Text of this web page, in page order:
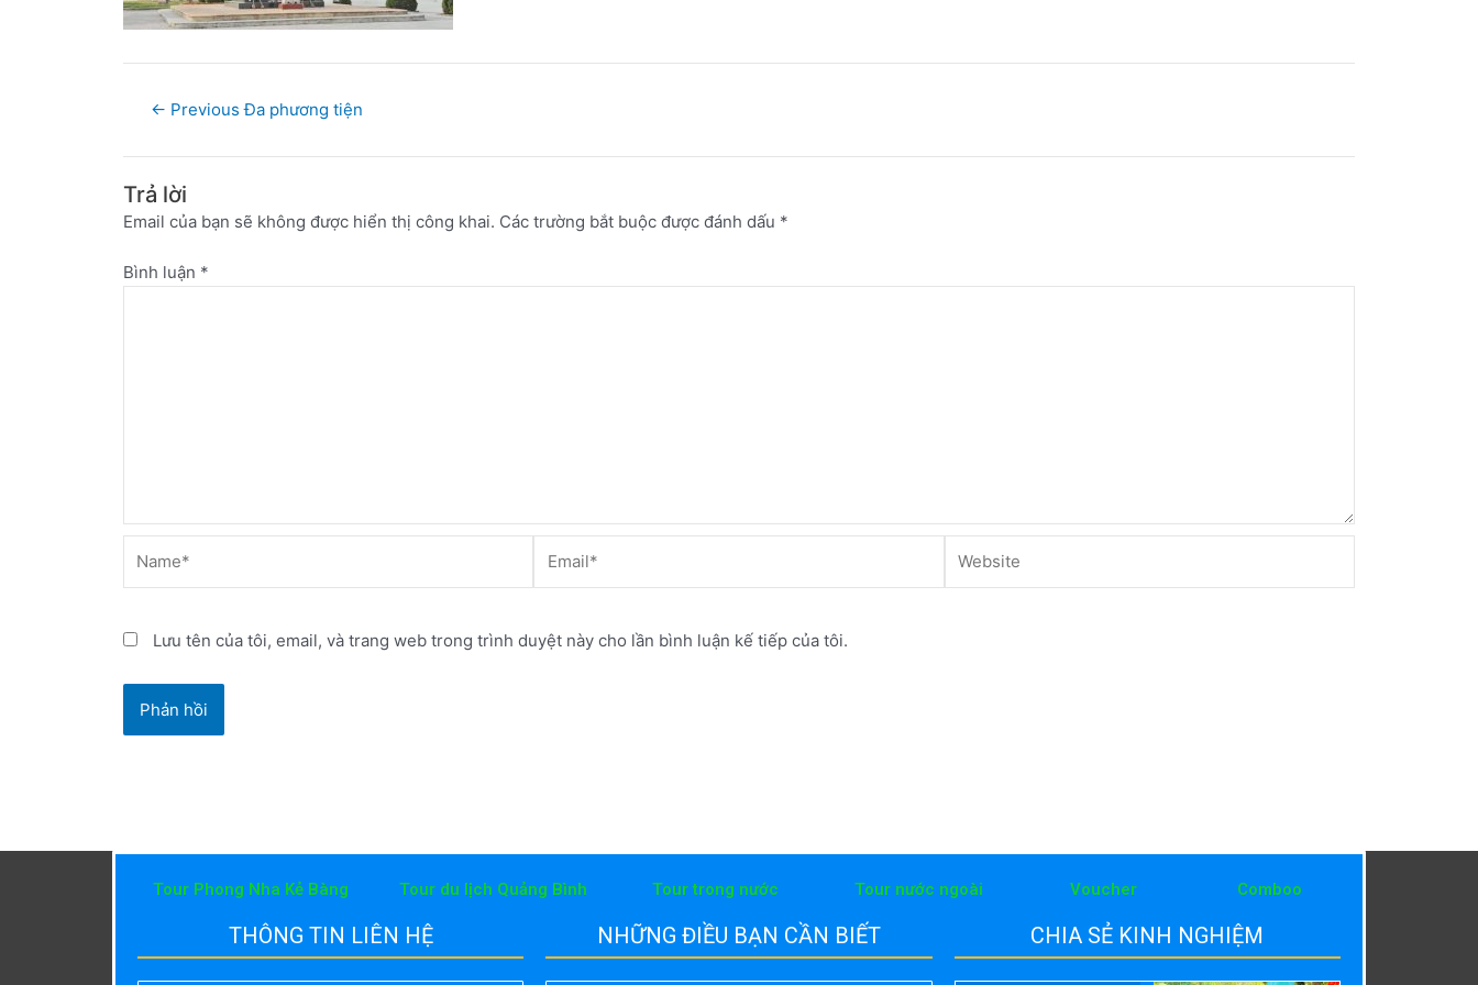
← Previous Đa phương tiện
Trả lời
Email của bạn sẽ không được hiển thị công khai. Các trường bắt buộc được đánh dấu *
Bình luận *
Lưu tên của tôi, email, và trang web trong trình duyệt này cho lần bình luận kế tiếp của tôi.
Tour Phong Nha Kẻ Bàng Tour du lịch Quảng Bình Tour trong nước Tour nước ngoài Voucher Comboo
THÔNG TIN LIÊN HỆ NHỮNG ĐIỀU BẠN CẦN BIẾT CHIA SẺ KINH NGHIỆM